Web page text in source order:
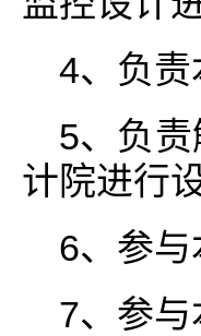
4、负
5、负
计院进行
6、参
7、参